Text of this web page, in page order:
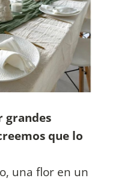
grandes
que lo
una flor en un